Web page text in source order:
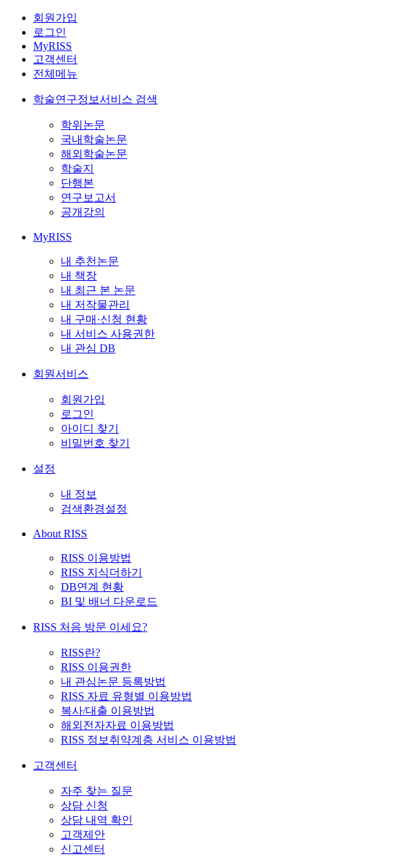
회원가입
로그인
MyRISS
고객센터
전체메뉴
학술연구정보서비스 검색
학위논문
국내학술논문
해외학술논문
학술지
단행본
연구보고서
공개강의
MyRISS
내 추천논문
내 책장
내 최근 본 논문
내 저작물관리
내 구매·신청 현황
내 서비스 사용권한
내 관심 DB
회원서비스
회원가입
로그인
아이디 찾기
비밀번호 찾기
설정
내 정보
검색환경설정
About RISS
RISS 이용방법
RISS 지식더하기
DB연계 현황
BI 및 배너 다운로드
RISS 처음 방문 이세요?
RISS란?
RISS 이용권한
내 관심논문 등록방법
RISS 자료 유형별 이용방법
복사/대출 이용방법
해외전자자료 이용방법
RISS 정보취약계층 서비스 이용방법
고객센터
자주 찾는 질문
상담 신청
상담 내역 확인
고객제안
신고센터